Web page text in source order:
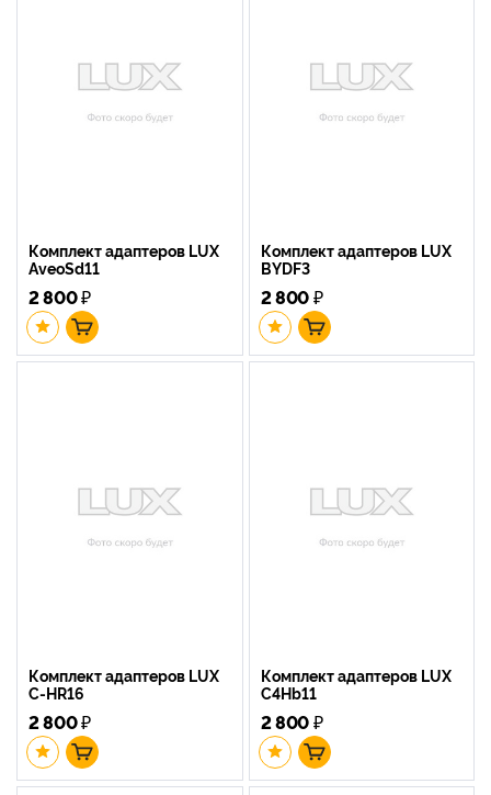
Комплект адаптеров LUX
AveoSd11
2 800₽
Комплект адаптеров LUX
BYDF3
2 800₽
Комплект адаптеров LUX
C-HR16
2 800₽
Комплект адаптеров LUX
C4Hb11
2 800₽